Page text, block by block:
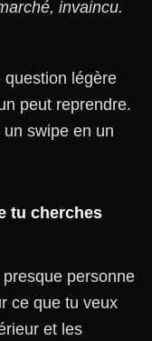
invaincu.
question légère
peut reprendre.
swipe en un
tu cherches
personne
ce que tu veux
et les